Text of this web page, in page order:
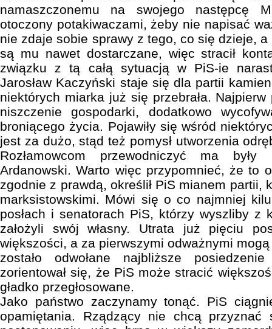
namaszczonemu na swojego następcę
otoczony potakiwaczami, żeby nie napisać
nie zdaje sobie sprawy z tego, co się dzieje,
są mu nawet dostarczane, więc stracił
związku z tą całą sytuacją w PiS-ie
Jarosław Kaczyński staje się dla partii
niektórych miarka już się przebrała.
niszczenie gospodarki, dodatkowo
broniącego życia. Pojawiły się wśród
jest za dużo, stąd też pomysł utworzenia
Rozłamowcom przewodniczyć ma
Ardanowski. Warto więc przypomnieć, że to
zgodnie z prawdą, określił PiS mianem partii,
marksistowskimi. Mówi się o co najmniej
posłach i senatorach PiS, którzy wyszliby z
założyli swój własny. Utrata już pięciu
większości, a za pierwszymi odważnymi
zostało odwołane najbliższe
zorientował się, że PiS może stracić
gładko przegłosowane.
Jako państwo zaczynamy tonąć. PiS
opamiętania. Rządzący nie chcą przyznać